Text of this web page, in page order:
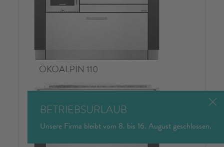
BETRIEBSURLAUB
Unsere Firma bleibt vom 8. bis 16. August geschlossen.